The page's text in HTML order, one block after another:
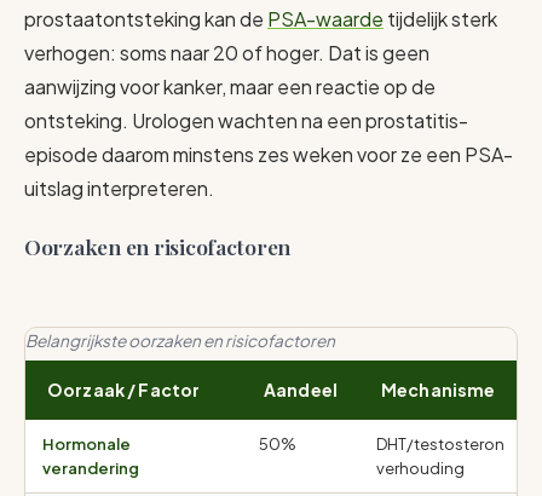
prostaatontsteking kan de PSA-waarde tijdelijk sterk
verhogen: soms naar 20 of hoger. Dat is geen
aanwijzing voor kanker, maar een reactie op de
ontsteking. Urologen wachten na een prostatitis-
episode daarom minstens zes weken voor ze een PSA-
uitslag interpreteren.
Oorzaken en risicofactoren
Belangrijkste oorzaken en risicofactoren
Oorzaak / Factor Aandeel Mechanisme
Hormonale
verandering
50%
DHT/testosteron
verhouding